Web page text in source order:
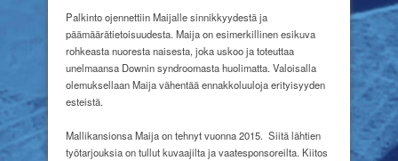
Palkinto ojennettiin Maijalle sinnikkyydestä ja
päämäärätietoisuudesta. Maija on esimerkillinen esikuva
rohkeasta nuoresta naisesta, joka uskoo ja toteuttaa
unelmaansa Downin syndroomasta huolimatta. Valoisalla
olemuksellaan Maija vähentää ennakkoluuloja erityisyyden
esteistä.
Mallikansionsa Maija on tehnyt vuonna 2015. Siitä lähtien
työtarjouksia on tullut kuvaajilta ja vaatesponsoreilta. Kiitos